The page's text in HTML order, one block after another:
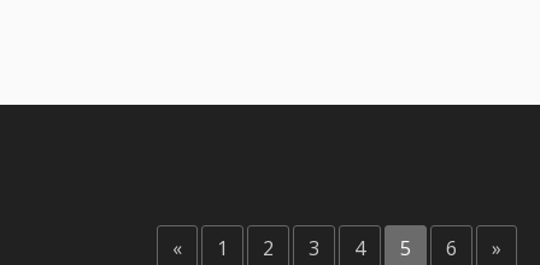
« 1 2 3 4 5 6 »